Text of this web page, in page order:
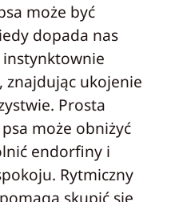
może być
dopada nas
znajdując ukojenie
Prosta
może obniżyć
endorfiny i
Rytmiczny